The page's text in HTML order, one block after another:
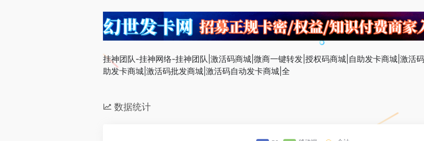
挂神团队-挂神网络-挂神团队|激活码商城|微商一键转发|授权码商城|自助发卡商城|激活
助发卡商城|激活码批发商城|激活码自动发卡商城|全
数据统计